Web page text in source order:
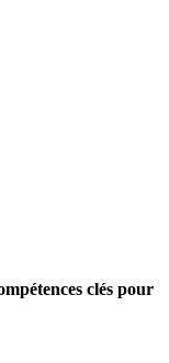
clés pour